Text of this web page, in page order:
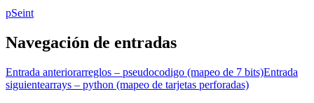
pSeint
Navegación de entradas
Entrada anteriorarreglos – pseudocodigo (mapeo de 7 bits)Entrada
siguientearrays – python (mapeo de tarjetas perforadas)